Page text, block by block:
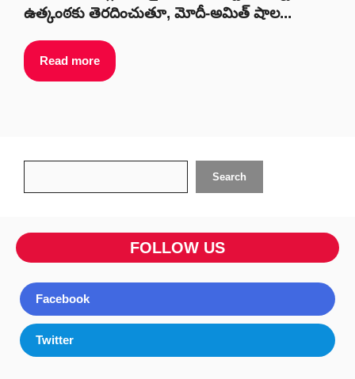
ఉత్కంఠకు తెరదించుతూ, మోదీ-అమిత్ షాల...
Read more
Search
FOLLOW US
Facebook
Twitter